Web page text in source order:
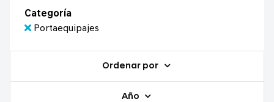
Categoría
Portaequipajes
Ordenar por
Año